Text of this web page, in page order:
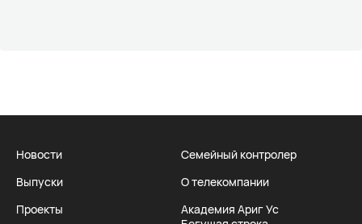
Новости
Выпуски
Проекты
Семейный контролер
О телекомпании
Академия Ариг Ус